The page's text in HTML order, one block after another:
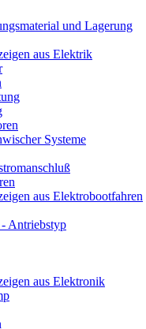
und Lagerung
aus Elektrik
Systeme
aus Elektrobootfahren
Antriebstyp
aus Elektronik